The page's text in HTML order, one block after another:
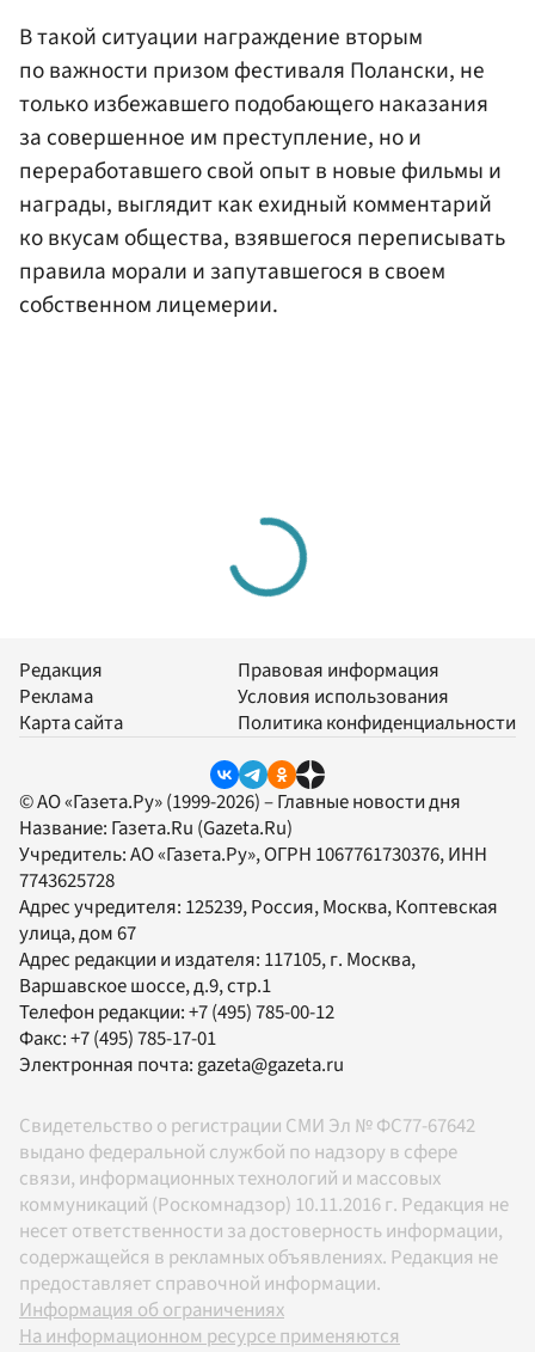
В такой ситуации награждение вторым
по важности призом фестиваля Полански, не
только избежавшего подобающего наказания
за совершенное им преступление, но и
переработавшего свой опыт в новые фильмы и
награды, выглядит как ехидный комментарий
ко вкусам общества, взявшегося переписывать
правила морали и запутавшегося в своем
собственном лицемерии.
Редакция
Реклама
Карта сайта
Правовая информация
Условия использования
Политика конфиденциальности
© АО «Газета.Ру» (1999-2026) – Главные новости дня
Название: Газета.Ru (Gazeta.Ru)
Учредитель:АО «Газета.Ру», ОГРН 1067761730376, ИНН
7743625728
Адрес учредителя: 125239, Россия, Москва, Коптевская
улица, дом 67
Адрес редакции и издателя: 117105, г. Москва,
Варшавское шоссе, д.9, стр.1
Телефон редакции:+7 (495) 785-00-12
Факс:+7 (495) 785-17-01
Электронная почта:gazeta@gazeta.ru
Свидетельство о регистрации СМИ Эл № ФС77-67642
выдано федеральной службой по надзору в сфере
связи, информационных технологий и массовых
коммуникаций (Роскомнадзор) 10.11.2016 г. Редакция не
несет ответственности за достоверность информации,
содержащейся в рекламных объявлениях. Редакция не
предоставляет справочной информации.
Информация об ограничениях
На информационном ресурсе применяются